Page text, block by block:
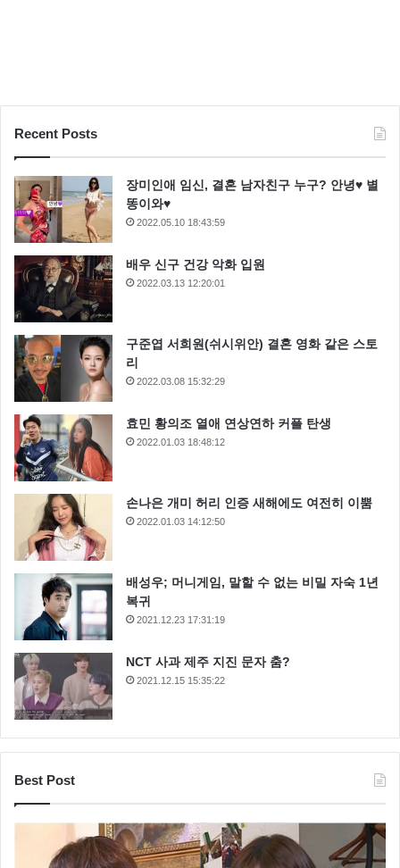
Recent Posts
장미인애 임신, 결혼 남자친구 누구? 안녕♥ 별
똥이와♥
2022.05.10 18:43:59
배우 신구 건강 악화 입원
2022.03.13 12:20:01
구준엽 서희원(쉬시위안) 결혼 영화 같은 스토
리
2022.03.08 15:32:29
효민 황의조 열애 연상연하 커플 탄생
2022.01.03 18:48:12
손나은 개미 허리 인증 새해에도 여전히 이뿜
2022.01.03 14:12:50
배성우; 머니게임, 말할 수 없는 비밀 자숙 1년
복귀
2021.12.23 17:31:19
NCT 사과 제주 지진 문자 춤?
2021.12.15 15:35:22
Best Post